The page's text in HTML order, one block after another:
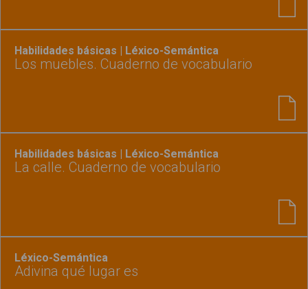
Habilidades básicas | Léxico-Semántica
Los muebles. Cuaderno de vocabulario
Habilidades básicas | Léxico-Semántica
La calle. Cuaderno de vocabulario
Léxico-Semántica
Adivina qué lugar es